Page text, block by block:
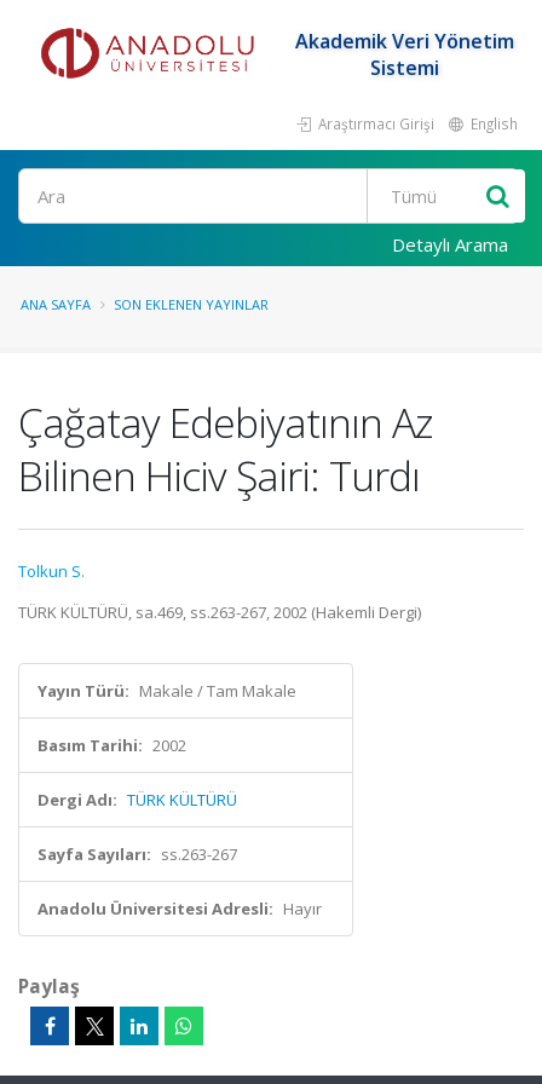
Akademik Veri Yönetim
Sistemi
Araştırmacı Girişi English
Ara
Detaylı Arama
ANA SAYFA SON EKLENEN YAYINLAR
Çağatay Edebiyatının Az
Bilinen Hiciv Şairi: Turdı
Tolkun S.
TÜRK KÜLTÜRÜ, sa.469, ss.263-267, 2002 (Hakemli Dergi)
Yayın Türü: Makale / Tam Makale
Basım Tarihi: 2002
Dergi Adı: TÜRK KÜLTÜRÜ
Sayfa Sayıları: ss.263-267
Anadolu Üniversitesi Adresli: Hayır
Paylaş